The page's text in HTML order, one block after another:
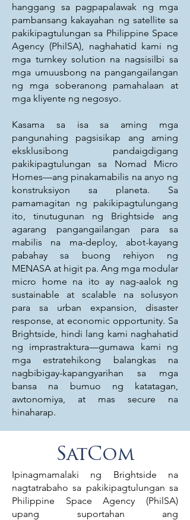
hanggang sa pagpapalawak ng mga
pambansang kakayahan ng satellite sa
pakikipagtulungan sa Philippine Space
Agency (PhilSA), naghahatid kami ng
mga turnkey solution na nagsisilbi sa
mga umuusbong na pangangailangan
ng mga soberanong pamahalaan at
mga kliyente ng negosyo.
Kasama sa isa sa aming mga
pangunahing pagsisikap ang aming
eksklusibong pandaigdigang
pakikipagtulungan sa Nomad Micro
Homes—ang pinakamabilis na anyo ng
konstruksiyon sa planeta. Sa
pamamagitan ng pakikipagtulungang
ito, tinutugunan ng Brightside ang
agarang pangangailangan para sa
mabilis na ma-deploy, abot-kayang
pabahay sa buong rehiyon ng
MENASA at higit pa. Ang mga modular
micro home na ito ay nag-aalok ng
sustainable at scalable na solusyon
para sa urban expansion, disaster
response, at economic opportunity. Sa
Brightside, hindi lang kami naghahatid
ng imprastraktura—gumawa kami ng
mga estratehikong balangkas na
nagbibigay-kapangyarihan sa mga
bansa na bumuo ng katatagan,
awtonomiya, at mas secure na
hinaharap.
SatCom
Ipinagmamalaki ng Brightside na
nagtatrabaho sa pakikipagtulungan sa
Philippine Space Agency (PhilSA)
upang suportahan ang